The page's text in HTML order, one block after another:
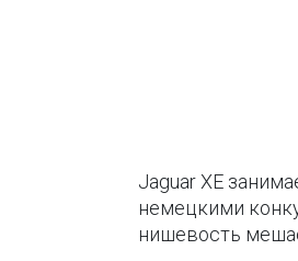
Jaguar XE
немецкими
нишевость